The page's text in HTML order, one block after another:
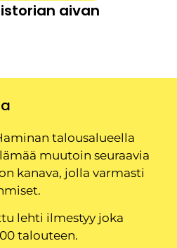
aivan
talousalueella
muutoin seuraavia
kanava, jolla varmasti
lehti ilmestyy joka
talouteen.